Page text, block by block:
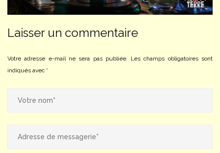
Laisser un commentaire
Votre adresse e-mail ne sera pas publiée.
Les champs obligatoires sont
indiqués avec *